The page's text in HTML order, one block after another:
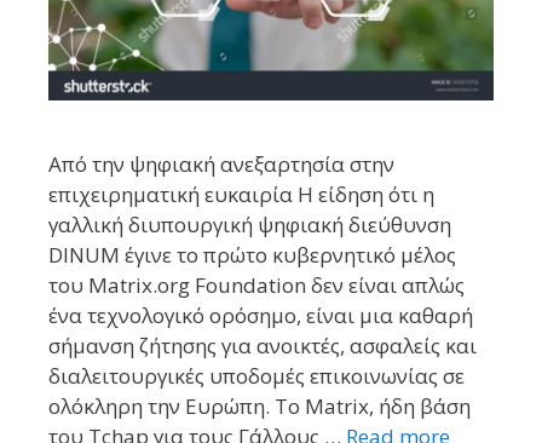
Από την ψηφιακή ανεξαρτησία στην
επιχειρηματική ευκαιρία Η είδηση ότι η
γαλλική διυπουργική ψηφιακή διεύθυνση
DINUM έγινε το πρώτο κυβερνητικό μέλος
του Matrix.org Foundation δεν είναι απλώς
ένα τεχνολογικό ορόσημο, είναι μια καθαρή
σήμανση ζήτησης για ανοικτές, ασφαλείς και
διαλειτουργικές υποδομές επικοινωνίας σε
ολόκληρη την Ευρώπη. Το Matrix, ήδη βάση
του Tchap για τους Γάλλους … Read more